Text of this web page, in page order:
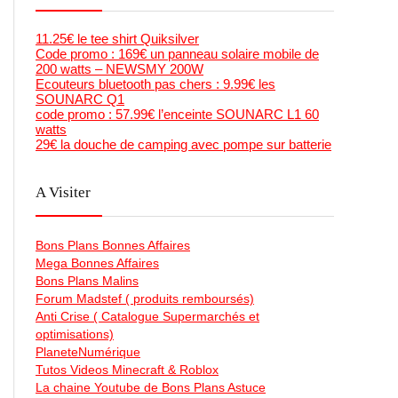
11.25€ le tee shirt Quiksilver
Code promo : 169€ un panneau solaire mobile de
200 watts – NEWSMY 200W
Ecouteurs bluetooth pas chers : 9.99€ les
SOUNARC Q1
code promo : 57.99€ l’enceinte SOUNARC L1 60
watts
29€ la douche de camping avec pompe sur batterie
A Visiter
Bons Plans Bonnes Affaires
Mega Bonnes Affaires
Bons Plans Malins
Forum Madstef ( produits remboursés)
Anti Crise ( Catalogue Supermarchés et
optimisations)
PlaneteNumérique
Tutos Videos Minecraft & Roblox
La chaine Youtube de Bons Plans Astuce